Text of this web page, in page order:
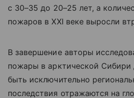
с 30–35 до 20–25 лет, а
пожаров в XXI веке выросли
В завершение авторы
пожары в арктической Сибири
быть исключительно
последствия отражаются на